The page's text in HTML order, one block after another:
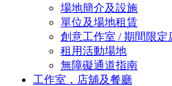
場地簡介及設施
單位及場地租賃
創意工作室 / 期間限定
租用活動場地
無障礙通道指南
工作室，店舖及餐廳